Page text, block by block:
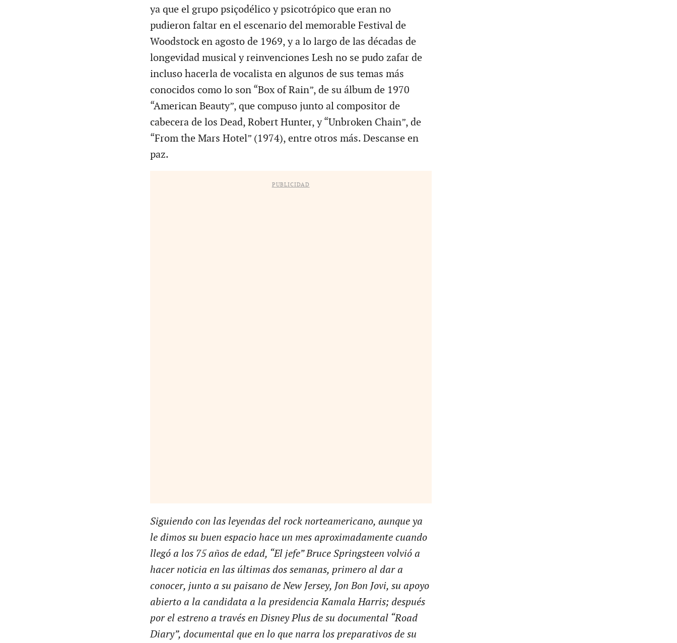
ya que el grupo psiçodélico y psicotrópico que eran no
pudieron faltar en el escenario del memorable Festival de
Woodstock en agosto de 1969, y a lo largo de las décadas de
longevidad musical y reinvenciones Lesh no se pudo zafar de
incluso hacerla de vocalista en algunos de sus temas más
conocidos como lo son “Box of Rain”, de su álbum de 1970
“American Beauty”, que compuso junto al compositor de
cabecera de los Dead, Robert Hunter, y “Unbroken Chain”, de
“From the Mars Hotel” (1974), entre otros más. Descanse en
paz.
PUBLICIDAD
Siguiendo con las leyendas del rock norteamericano, aunque ya
le dimos su buen espacio hace un mes aproximadamente cuando
llegó a los 75 años de edad, “El jefe” Bruce Springsteen volvió a
hacer noticia en las últimas dos semanas, primero al dar a
conocer, junto a su paisano de New Jersey, Jon Bon Jovi, su apoyo
abierto a la candidata a la presidencia Kamala Harris; después
por el estreno a través en Disney Plus de su documental “Road
Diary”, documental que en lo que narra los preparativos de su